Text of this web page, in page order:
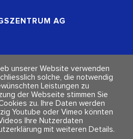
AG
Folge uns
unserer Website verwenden
solche, die notwendig
Leistungen zu
der Webseite stimmen Sie
zu. Ihre Daten werden
Youtube oder Vimeo könnten
Ihre Nutzerdaten
mit weiteren Details.